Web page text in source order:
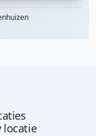
locatie